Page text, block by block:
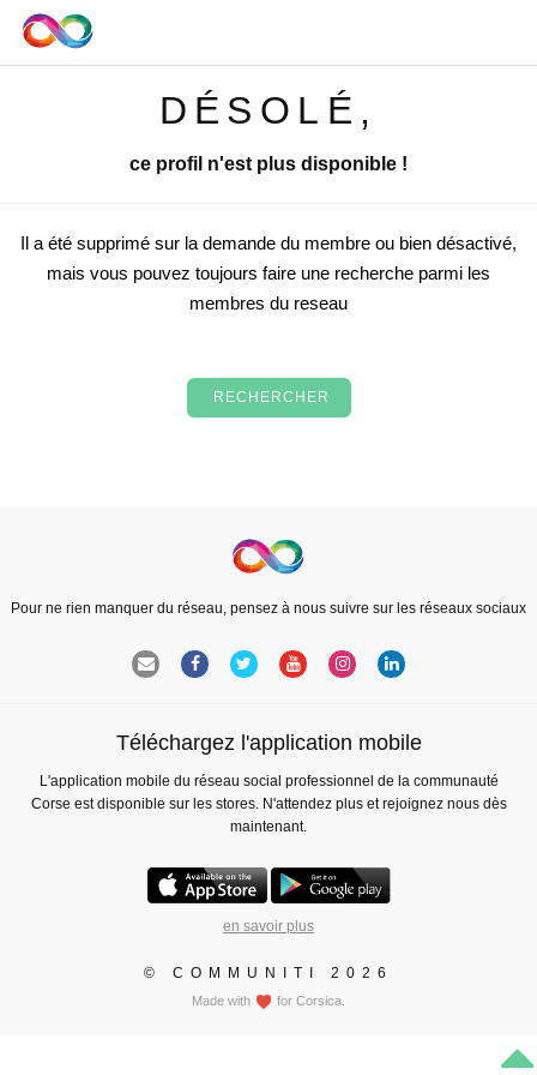
DÉSOLÉ,
ce profil n'est plus disponible !
Il a été supprimé sur la demande du membre ou bien désactivé,
mais vous pouvez toujours faire une recherche parmi les
membres du reseau
RECHERCHER
Pour ne rien manquer du réseau, pensez à nous suivre sur les réseaux sociaux
Téléchargez l'application mobile
L'application mobile du réseau social professionnel de la communauté
Corse est disponible sur les stores. N'attendez plus et rejoignez nous dès
maintenant.
en savoir plus
© COMMUNITI 2026
Made with for Corsica.